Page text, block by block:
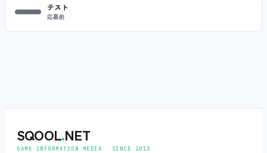
テスト
応募前
SQOOL.NET
GAME INFORMATION MEDIA ‧ SINCE 2013